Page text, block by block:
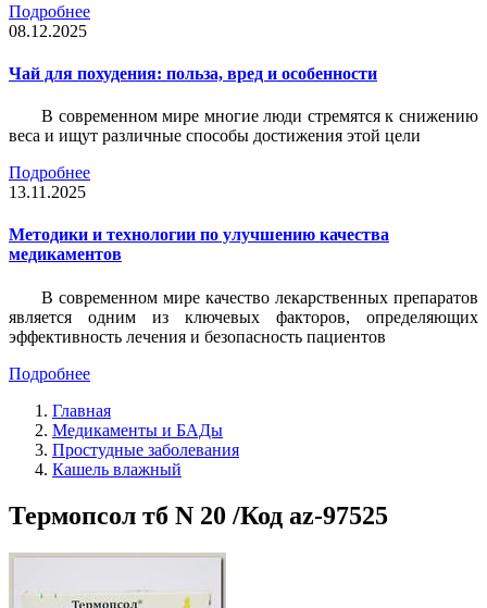
Подробнее
08.12.2025
Чай для похудения: польза, вред и особенности
В современном мире многие люди стремятся к снижению
веса и ищут различные способы достижения этой цели
Подробнее
13.11.2025
Методики и технологии по улучшению качества
медикаментов
В современном мире качество лекарственных препаратов
является одним из ключевых факторов, определяющих
эффективность лечения и безопасность пациентов
Подробнее
Главная
Медикаменты и БАДы
Простудные заболевания
Кашель влажный
Термопсол тб N 20 /Код az-97525